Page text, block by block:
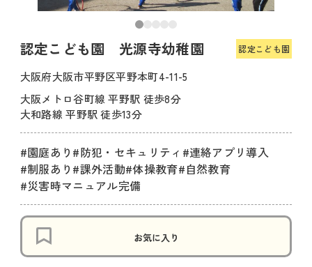
認定こども園 光源寺幼稚園 認定こども園
大阪府大阪市平野区平野本町4-11-5
大阪メトロ谷町線 平野駅 徒歩8分
大和路線 平野駅 徒歩13分
#園庭あり #防犯・セキュリティ #連絡アプリ導入
#制服あり #課外活動#体操教育#自然教育
#災害時マニュアル完備
お気に入り